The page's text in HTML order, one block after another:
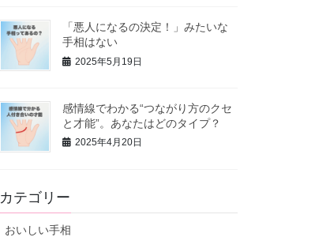
「悪人になるの決定！」みたいな
手相はない
2025年5月19日
感情線でわかる“つながり方のクセ
と才能”。あなたはどのタイプ？
2025年4月20日
カテゴリー
おいしい手相